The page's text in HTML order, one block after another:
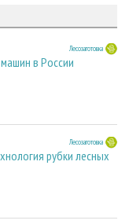
Лесозаготовка
в России
Лесозаготовка
рубки лесных